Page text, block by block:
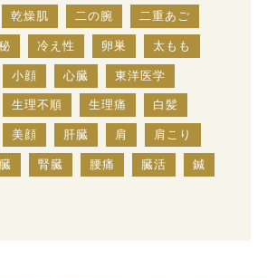
乾燥肌 二の腕 二重あご
冷え性 卵巣 太もも
小顔 心臓 東洋医学
生理不順 生理痛 白髪
美顔 肝臓 肩 肩こり
腎臓 腰痛 臓活 鍼